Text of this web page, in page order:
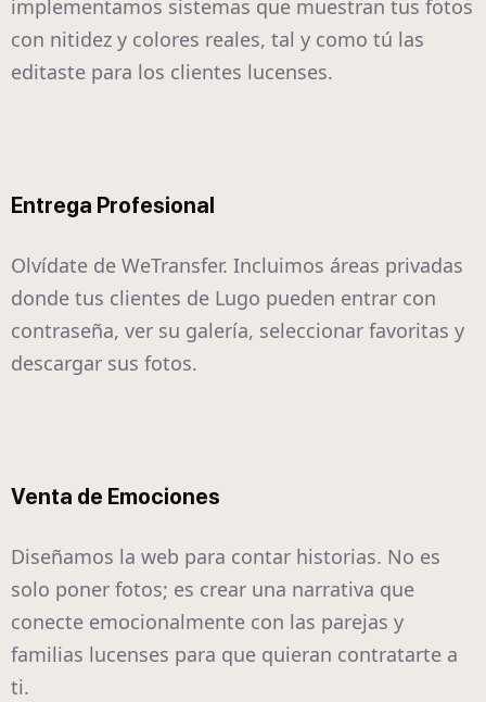
implementamos sistemas que muestran tus fotos
con nitidez y colores reales, tal y como tú las
editaste para los clientes lucenses.
Entrega Profesional
Olvídate de WeTransfer. Incluimos áreas privadas
donde tus clientes de Lugo pueden entrar con
contraseña, ver su galería, seleccionar favoritas y
descargar sus fotos.
Venta de Emociones
Diseñamos la web para contar historias. No es
solo poner fotos; es crear una narrativa que
conecte emocionalmente con las parejas y
familias lucenses para que quieran contratarte a
ti.